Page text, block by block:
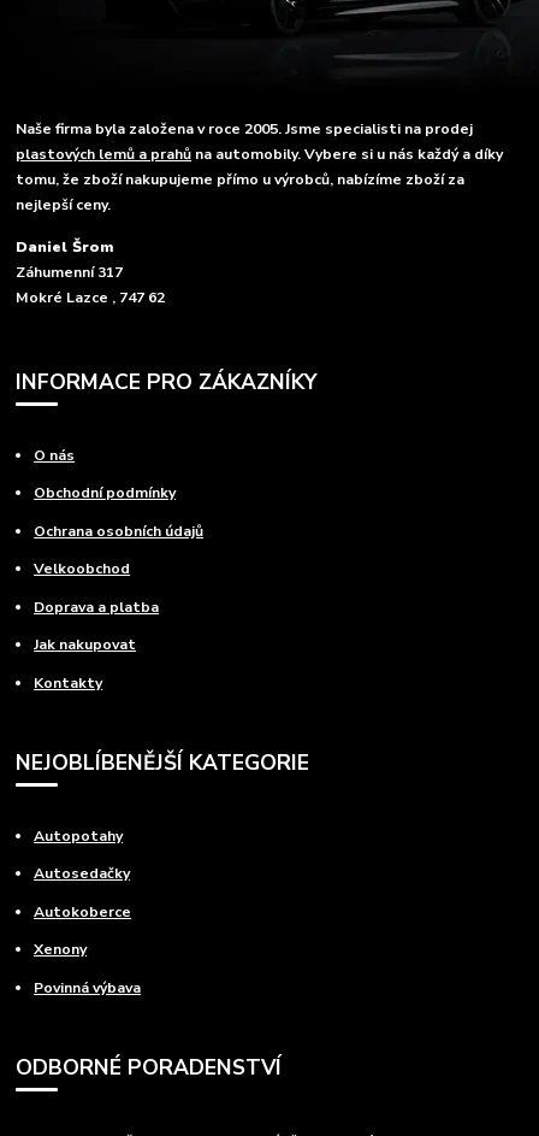
Naše firma byla založena v roce 2005. Jsme specialisti na prodej
plastových lemů a prahů na automobily. Vybere si u nás každý a díky
tomu, že zboží nakupujeme přímo u výrobců, nabízíme zboží za
nejlepší ceny.
Daniel Šrom
Záhumenní 317
Mokré Lazce , 747 62
INFORMACE PRO ZÁKAZNÍKY
O nás
Obchodní podmínky
Ochrana osobních údajů
Velkoobchod
Doprava a platba
Jak nakupovat
Kontakty
NEJOBLÍBENĚJŠÍ KATEGORIE
Autopotahy
Autosedačky
Autokoberce
Xenony
Povinná výbava
ODBORNÉ PORADENSTVÍ